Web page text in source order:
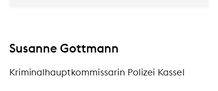
Susanne Gottmann
Kriminalhauptkommissarin Polizei Kassel